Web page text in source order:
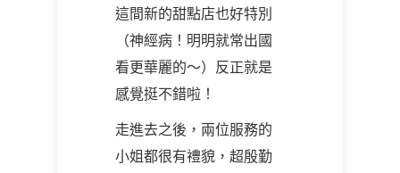
這間新的甜點店也好特別
（神經病！明明就常出國
看更華麗的～）反正就是
感覺挺不錯啦！
走進去之後，兩位服務的
小姐都很有禮貌，超殷勤